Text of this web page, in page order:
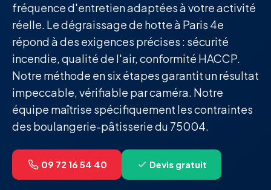
fréquence d'entretien adaptées à votre activité
réelle. Le dégraissage de hotte à Paris 4e
répond à des exigences précises : sécurité
incendie, qualité de l'air, conformité HACCP.
Notre méthode en six étapes garantit un résultat
impeccable, vérifiable par caméra. Notre
équipe maîtrise spécifiquement les contraintes
des boulangerie-pâtisserie du 75004.
09 72 16 54 40 Devis gratuit